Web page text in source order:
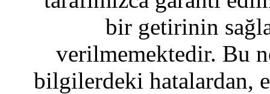
bir getirinin
verilmemektedir. Bu
bilgilerdeki hatalardan,